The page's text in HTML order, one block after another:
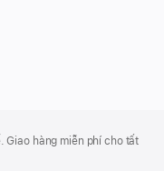
Giao hàng miễn phí cho tất